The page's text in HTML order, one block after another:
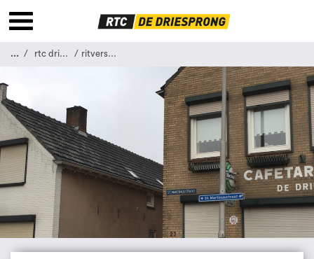
... rtc driesprong ritverslag 10